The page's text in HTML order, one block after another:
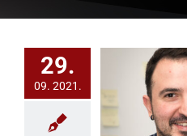
29.
09. 2021.
ekspert Nikola
muzike